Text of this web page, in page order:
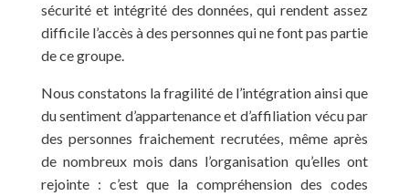
sécurité et intégrité des données, qui rendent assez
difficile l’accès à des personnes qui ne font pas partie
de ce groupe.
Nous constatons la fragilité de l’intégration ainsi que
du sentiment d’appartenance et d’affiliation vécu par
des personnes fraichement recrutées, même après
de nombreux mois dans l’organisation qu’elles ont
rejointe : c’est que la compréhension des codes